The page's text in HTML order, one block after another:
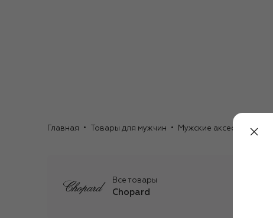
Главная Товары для мужчин Мужские аксессуары
Все товары
Chopard